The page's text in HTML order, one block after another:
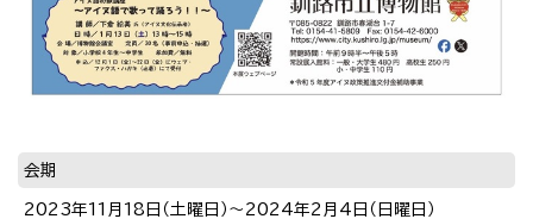
会期
2023年11月18日（土曜日）〜2024年2月4日（日曜日）